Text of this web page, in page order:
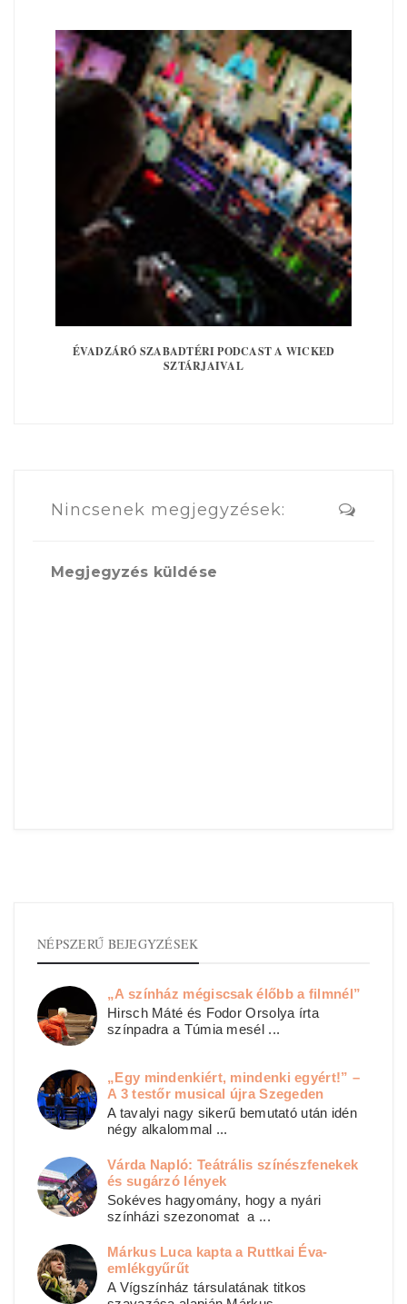
ÉVADZÁRÓ SZABADTÉRI PODCAST A WICKED
SZTÁRJAIVAL
Nincsenek megjegyzések:
Megjegyzés küldése
NÉPSZERŰ BEJEGYZÉSEK
„A színház mégiscsak élőbb a filmnél”
Hirsch Máté és Fodor Orsolya írta
színpadra a Túmia mesél ...
„Egy mindenkiért, mindenki egyért!” –
A 3 testőr musical újra Szegeden
A tavalyi nagy sikerű bemutató után idén
négy alkalommal ...
Várda Napló: Teátrális színészfenekek
és sugárzó lények
Sokéves hagyomány, hogy a nyári
színházi szezonomat a ...
Márkus Luca kapta a Ruttkai Éva-
emlékgyűrűt
A Vígszínház társulatának titkos